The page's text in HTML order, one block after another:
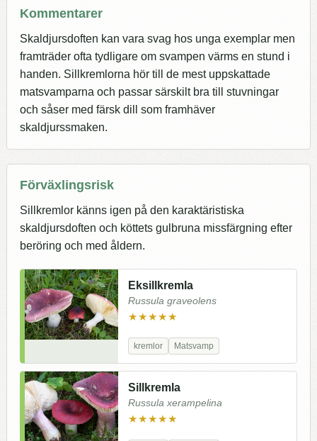
Kommentarer
Skaldjursdoften kan vara svag hos unga exemplar men
framträder ofta tydligare om svampen värms en stund i
handen. Sillkremlorna hör till de mest uppskattade
matsvamparna och passar särskilt bra till stuvningar
och såser med färsk dill som framhäver
skaldjurssmaken.
Förväxlingsrisk
Sillkremlor känns igen på den karaktäristiska
skaldjursdoften och köttets gulbruna missfärgning efter
beröring och med åldern.
Eksillkremla
Russula graveolens
★★★★★
kremlor Matsvamp
Sillkremla
Russula xerampelina
★★★★★